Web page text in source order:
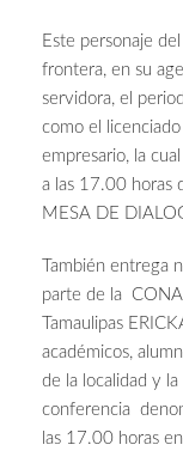
Este personaje
frontera, en su
servidora, el
como el
empresario, la
a las 17.00 horas
MESA DE
También entrega
parte de la
Tamaulipas
académicos,
de la localidad y
conferencia
las 17.00 horas